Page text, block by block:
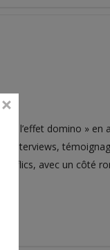
« l’effet domino » en
interviews,
flics, avec un côté